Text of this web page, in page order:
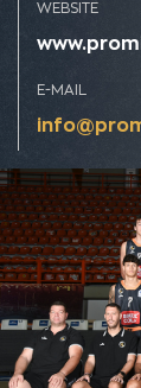
WEBSITE
E-MAIL